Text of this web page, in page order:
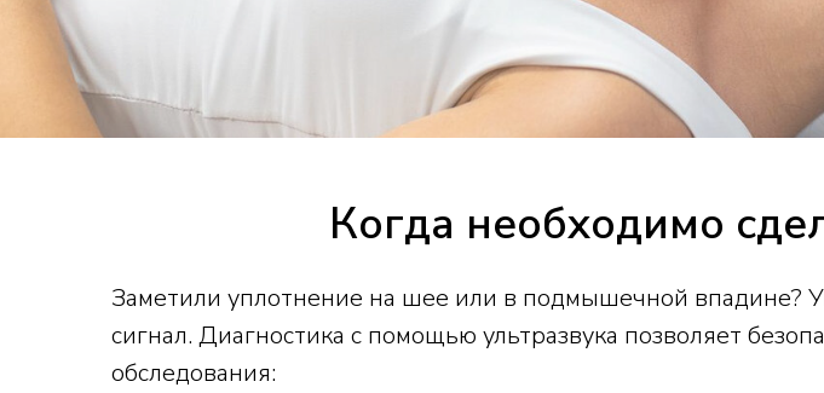
Когда необходимо
Заметили уплотнение на шее или в подмышечной впадине?
сигнал. Диагностика с помощью ультразвука позволяет
обследования: